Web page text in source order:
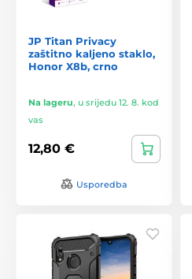
JP Titan Privacy
zaštitno kaljeno staklo,
Honor X8b, crno
Na lageru, u srijedu 12. 8. kod
vas
12,80 €
Usporedba